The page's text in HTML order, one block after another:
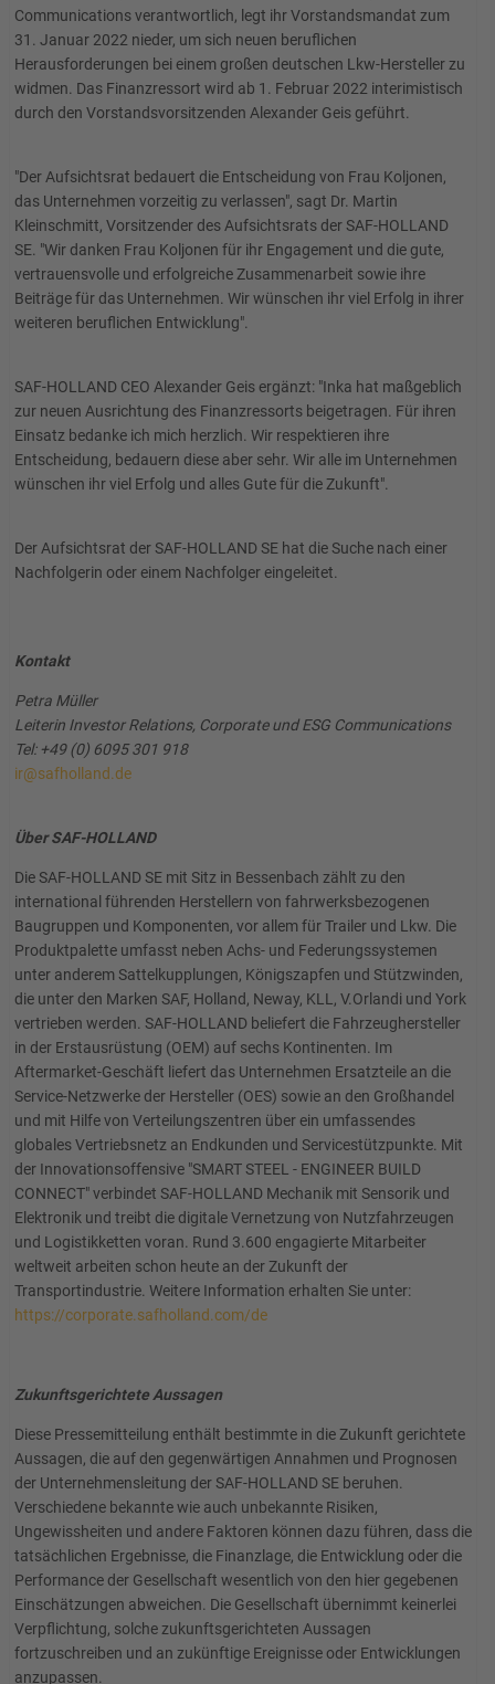
Communications verantwortlich, legt ihr Vorstandsmandat zum
31. Januar 2022 nieder, um sich neuen beruflichen
Herausforderungen bei einem großen deutschen Lkw-Hersteller zu
widmen. Das Finanzressort wird ab 1. Februar 2022 interimistisch
durch den Vorstandsvorsitzenden Alexander Geis geführt.
"Der Aufsichtsrat bedauert die Entscheidung von Frau Koljonen,
das Unternehmen vorzeitig zu verlassen", sagt Dr. Martin
Kleinschmitt, Vorsitzender des Aufsichtsrats der SAF-HOLLAND
SE. "Wir danken Frau Koljonen für ihr Engagement und die gute,
vertrauensvolle und erfolgreiche Zusammenarbeit sowie ihre
Beiträge für das Unternehmen. Wir wünschen ihr viel Erfolg in ihrer
weiteren beruflichen Entwicklung".
SAF-HOLLAND CEO Alexander Geis ergänzt: "Inka hat maßgeblich
zur neuen Ausrichtung des Finanzressorts beigetragen. Für ihren
Einsatz bedanke ich mich herzlich. Wir respektieren ihre
Entscheidung, bedauern diese aber sehr. Wir alle im Unternehmen
wünschen ihr viel Erfolg und alles Gute für die Zukunft".
Der Aufsichtsrat der SAF-HOLLAND SE hat die Suche nach einer
Nachfolgerin oder einem Nachfolger eingeleitet.
Kontakt
Petra Müller
Leiterin Investor Relations, Corporate und ESG Communications
Tel: +49 (0) 6095 301 918
ir@safholland.de
Über SAF-HOLLAND
Die SAF-HOLLAND SE mit Sitz in Bessenbach zählt zu den
international führenden Herstellern von fahrwerksbezogenen
Baugruppen und Komponenten, vor allem für Trailer und Lkw. Die
Produktpalette umfasst neben Achs- und Federungssystemen
unter anderem Sattelkupplungen, Königszapfen und Stützwinden,
die unter den Marken SAF, Holland, Neway, KLL, V.Orlandi und York
vertrieben werden. SAF-HOLLAND beliefert die Fahrzeughersteller
in der Erstausrüstung (OEM) auf sechs Kontinenten. Im
Aftermarket-Geschäft liefert das Unternehmen Ersatzteile an die
Service-Netzwerke der Hersteller (OES) sowie an den Großhandel
und mit Hilfe von Verteilungszentren über ein umfassendes
globales Vertriebsnetz an Endkunden und Servicestützpunkte. Mit
der Innovationsoffensive "SMART STEEL - ENGINEER BUILD
CONNECT" verbindet SAF-HOLLAND Mechanik mit Sensorik und
Elektronik und treibt die digitale Vernetzung von Nutzfahrzeugen
und Logistikketten voran. Rund 3.600 engagierte Mitarbeiter
weltweit arbeiten schon heute an der Zukunft der
Transportindustrie. Weitere Information erhalten Sie unter:
https://corporate.safholland.com/de
Zukunftsgerichtete Aussagen
Diese Pressemitteilung enthält bestimmte in die Zukunft gerichtete
Aussagen, die auf den gegenwärtigen Annahmen und Prognosen
der Unternehmensleitung der SAF-HOLLAND SE beruhen.
Verschiedene bekannte wie auch unbekannte Risiken,
Ungewissheiten und andere Faktoren können dazu führen, dass die
tatsächlichen Ergebnisse, die Finanzlage, die Entwicklung oder die
Performance der Gesellschaft wesentlich von den hier gegebenen
Einschätzungen abweichen. Die Gesellschaft übernimmt keinerlei
Verpflichtung, solche zukunftsgerichteten Aussagen
fortzuschreiben und an zukünftige Ereignisse oder Entwicklungen
anzupassen.